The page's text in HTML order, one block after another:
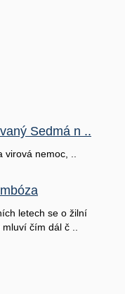
Sedmá n ..
nemoc, ..
letech se o žilní
čím dál č ..